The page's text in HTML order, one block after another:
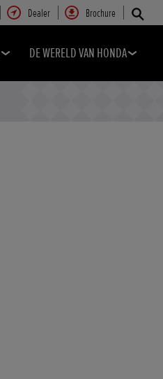
Dealer Brochure
DE WERELD VAN HONDA